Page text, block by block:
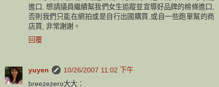
進口, 想請議員繼續幫我們女生追蹤並宣導好品牌的棉條進口,
否則我們只能在網拍或是自行出國購買,或自一些跑單幫的商
店買, 非常謝謝。
回覆
yuyen
10/26/2007 11:02 下午
breezezero大大：